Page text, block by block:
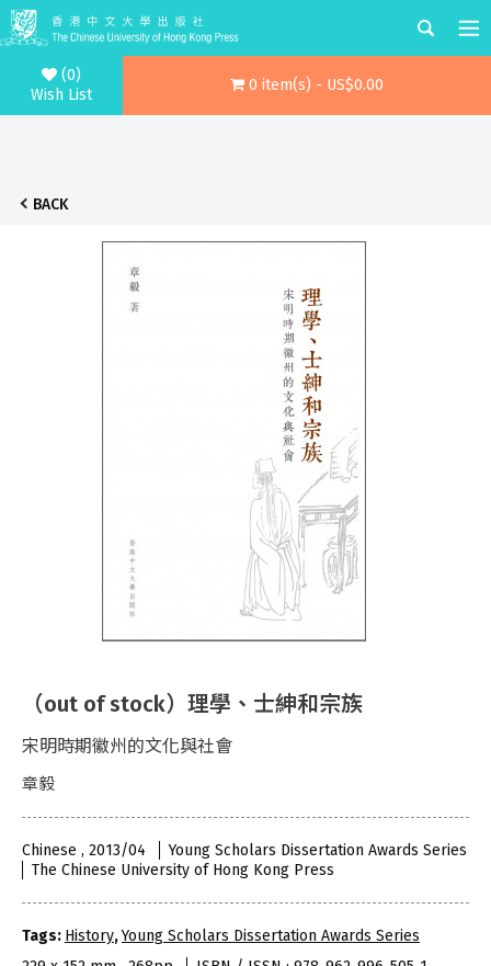
(0)
Wish List
0 item(s) - US$0.00
BACK
（out of stock）理學、士紳和宗族
宋明時期徽州的文化與社會
章毅
Chinese , 2013/04
Young Scholars Dissertation Awards Series
The Chinese University of Hong Kong Press
Tags: History,Young Scholars Dissertation Awards Series